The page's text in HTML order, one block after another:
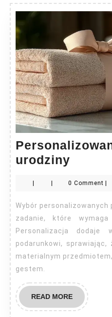
urodziny
na
| | 0 Comment |
Wybór personalizowanych prezentów na urodziny to
zadanie, które
Personalizacja dodaje
podarunkowi,
materialnym
gestem.
READ MOREREAD
MORE